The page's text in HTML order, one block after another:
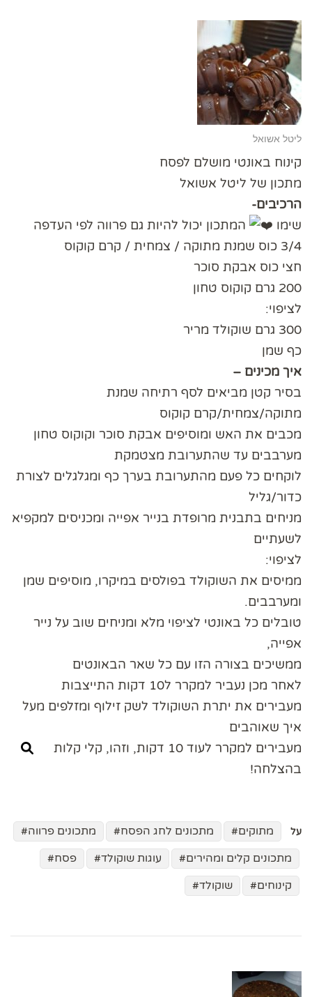
ליטל אשואל
קינוח באונטי מושלם לפסח
מתכון של ליטל אשואל
הרכיבים-
שימו
המתכון יכול להיות גם פרווה לפי העדפה
3/4 כוס שמנת מתוקה / צמחית / קרם קוקוס
חצי כוס אבקת סוכר
200 גרם קוקוס טחון
לציפוי:
300 גרם שוקולד מריר
כף שמן
איך מכינים –
בסיר קטן מביאים לסף רתיחה שמנת
מתוקה/צמחית/קרם קוקוס
מכבים את האש ומוסיפים אבקת סוכר וקוקוס טחון
מערבבים עד שהתערובת מצטמקת
לוקחים כל פעם מהתערובת בערך כף ומגלגלים לצורת
כדור/גליל
מניחים בתבנית מרופדת בנייר אפייה ומכניסים למקפיא
לשעתיים
לציפוי:
ממיסים את השוקולד בפולסים במיקרו, מוסיפים שמן
ומערבבים.
טובלים כל באונטי לציפוי מלא ומניחים שוב על נייר
אפייה,
ממשיכים בצורה הזו עם כל שאר הבאונטים
לאחר מכן נעביר למקרר ל10 דקות התייצבות
מעבירים את יתרת השוקולד לשק זילוף ומזלפים מעל
איך שאוהבים
מעבירים למקרר לעוד 10 דקות, וזהו, קלי קלות
בהצלחה!
על מתוקים מתכונים לחג הפסח
מתכונים פרווה
מתכונים קלים ומהירים
עוגות שוקולד
פסח
קינוחים
שוקולד
בפוסטים